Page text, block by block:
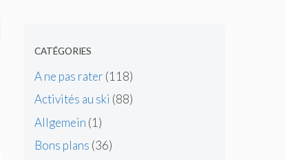
CATÉGORIES
A ne pas rater (118)
Activités au ski (88)
Allgemein (1)
Bons plans (36)